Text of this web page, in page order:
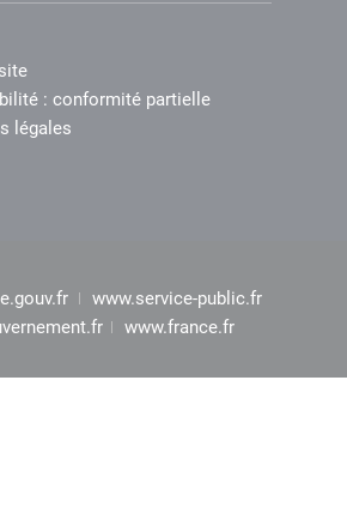
: conformité partielle
légales
www.service-public.fr
www.france.fr